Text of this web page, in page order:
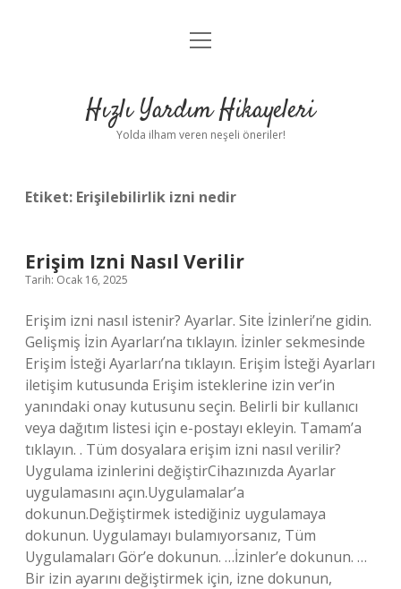
Anasayfa
Yasal Uyarı
menüyü
Hızlı Yardım Hikayeleri
Yolda ilham veren neşeli öneriler!
Etiket: Erişilebilirlik izni nedir
Erişim Izni Nasıl Verilir
Tarih: Ocak 16, 2025
Erişim izni nasıl istenir? Ayarlar. Site İzinleri’ne gidin.
Gelişmiş İzin Ayarları’na tıklayın. İzinler sekmesinde
Erişim İsteği Ayarları’na tıklayın. Erişim İsteği Ayarları
iletişim kutusunda Erişim isteklerine izin ver’in
yanındaki onay kutusunu seçin. Belirli bir kullanıcı
veya dağıtım listesi için e-postayı ekleyin. Tamam’a
tıklayın. . Tüm dosyalara erişim izni nasıl verilir?
Uygulama izinlerini değiştirCihazınızda Ayarlar
uygulamasını açın.Uygulamalar’a
dokunun.Değiştirmek istediğiniz uygulamaya
dokunun. Uygulamayı bulamıyorsanız, Tüm
Uygulamaları Gör’e dokunun. …İzinler’e dokunun. …
Bir izin ayarını değiştirmek için, izne dokunun,